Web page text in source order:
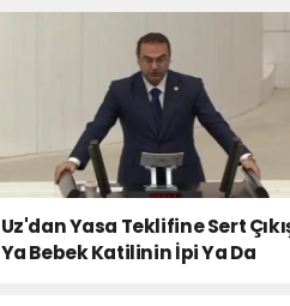
Uz'dan Yasa Teklifine Sert
Ya Bebek Katilinin İpi Ya Da